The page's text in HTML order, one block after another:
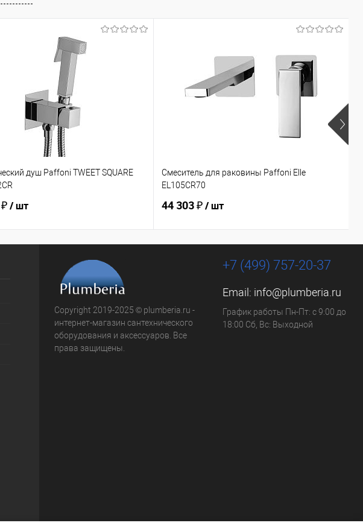
душ Paffoni TWEET SQUARE
/ шт
Смеситель для раковины Paffoni Elle
EL105CR70
44 303 ₽/ шт
Copyright 2019-2025 © plumberia.ru -
интернет-магазин сантехнического
оборудования и аксессуаров. Все
права защищены.
+7 (499) 757-20-37
Email: info@plumberia.ru
График работы Пн-Пт: с 9:00 до
18:00 Сб, Вс: Выходной